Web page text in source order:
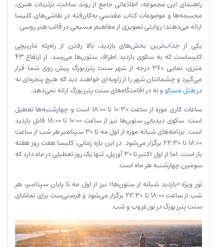
راهنمای این مجموعه، اطلاعاتی جامع از روند ساخت، تزئینات هنری،
مجسمه‌ها و موضوعات کتاب مقدسیِ به‌کاررفته در نقاشی‌های کلیسا
ارائه می‌دهند؛ روایتی تصویری از مفاهیم مسیحی در قالب هنر روسی.
یکی از جذاب‌ترین بخش‌های بازدید، بالا رفتن از راه‌پله مارپیچی
کلیساست که به سکوی بازدید اطراف ستون‌ها می‌رسد. از ارتفاع ۴۳
متری، نمایی ۳۶۰ درجه از شهر سنت پترزبورگ پیش روی شما قرار
می‌گیرد و چشمانتان شهر را از زاویه‌ای خواهند دید که هیچ پنجره‌ای نه
درهتل مسکو و نه در اقامتگاه‌های سنت پترزبورگ ارائه نمی‌دهد.
ساعات کاری موزه از ساعت ۱۰:۳۰ تا ۱۸:۰۰ است و چهارشنبه‌ها تعطیل
است. سکوی دیدبانی ستون‌ها نیز از ساعت ۱۰:۰۰ تا ۱۸:۰۰ قابل بازدید
است. برنامه‌های شبانه موزه از اول مه تا ۳۰ سپتامبر هر شب از ساعت
۱۸:۰۰ تا ۲۲:۳۰ برگزار می‌شود. در این بازه زمانی، کلیسا هفت روز هفته
باز است. اما از اول اکتبر تا ۳۰ آوریل، تنها یک روز تعطیلی در ماه دارد که
سومین چهارشنبه هر ماه است.
تور ویژه «بازدید شبانه از ستون‌ها» نیز از اول مه تا پایان سپتامبر، هر
شب از ساعت ۱۸:۰۰ تا ۲۲:۳۰ برگزار می‌شود و فرصتی‌ست برای تماشای
سنت پترزبورگ در نور غروب و شب.